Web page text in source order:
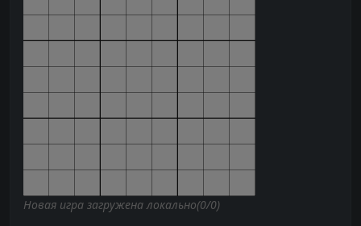
Новая игра загружена локально(0/0)